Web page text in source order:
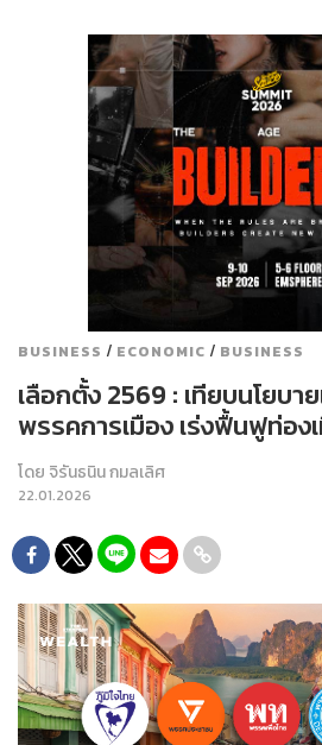
BUSINESS / ECONOMIC / BUSINESS
เลือกตั้ง 2569 : เทียบนโยบา
พรรคการเมือง เร่งฟื้นฟูท่อง
โดย จิรันธนิน กมลเลิศ
22.01.2026